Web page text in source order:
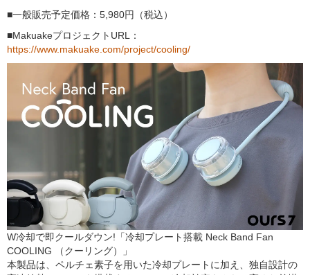
■一般販売予定価格：5,980円（税込）
■MakuakeプロジェクトURL：
https://www.makuake.com/project/cooling/
W冷却で即クールダウン!「冷却プレート搭載 Neck Band Fan
COOLING （クーリング）」
本製品は、ペルチェ素子を用いた冷却プレートに加え、独自設計の